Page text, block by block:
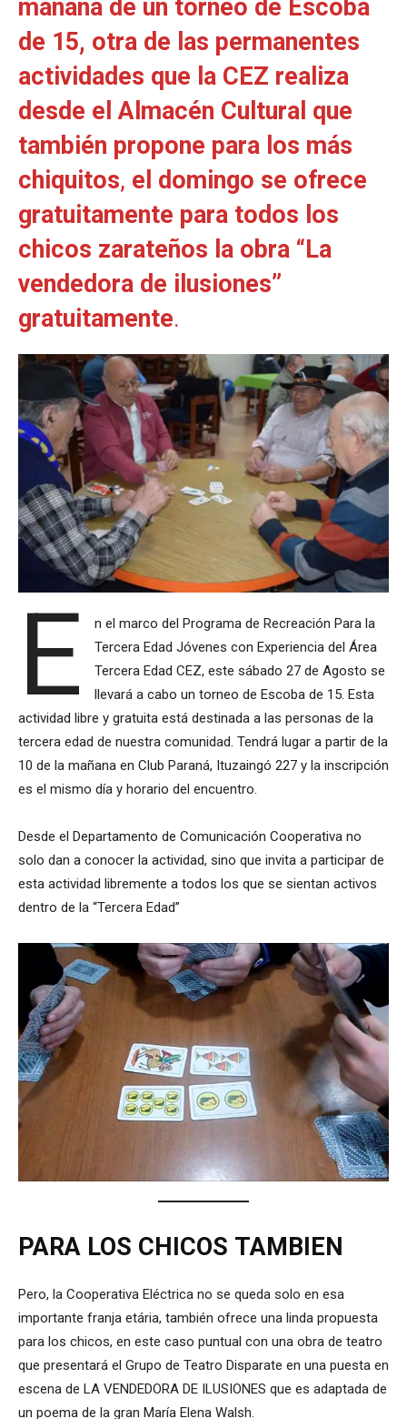
mañana de un torneo de Escoba
de 15, otra de las permanentes
actividades que la CEZ realiza
desde el Almacén Cultural que
también propone para los más
chiquitos, el domingo se ofrece
gratuitamente para todos los
chicos zarateños la obra “La
vendedora de ilusiones”
gratuitamente.
E
n el marco del Programa de Recreación Para la
Tercera Edad Jóvenes con Experiencia del Área
Tercera Edad CEZ, este sábado 27 de Agosto se
llevará a cabo un torneo de Escoba de 15. Esta
actividad libre y gratuita está destinada a las personas de la
tercera edad de nuestra comunidad. Tendrá lugar a partir de la
10 de la mañana en Club Paraná, Ituzaingó 227 y la inscripción
es el mismo día y horario del encuentro.
Desde el Departamento de Comunicación Cooperativa no
solo dan a conocer la actividad, sino que invita a participar de
esta actividad libremente a todos los que se sientan activos
dentro de la “Tercera Edad”
PARA LOS CHICOS TAMBIEN
Pero, la Cooperativa Eléctrica no se queda solo en esa
importante franja etária, también ofrece una linda propuesta
para los chicos, en este caso puntual con una obra de teatro
que presentará el Grupo de Teatro Disparate en una puesta en
escena de LA VENDEDORA DE ILUSIONES que es adaptada de
un poema de la gran María Elena Walsh.